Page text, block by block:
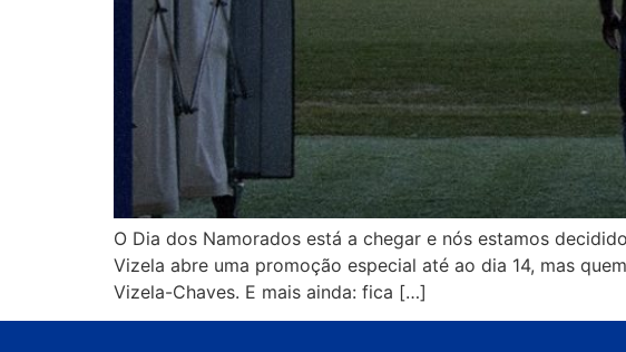
O Dia dos Namorados está a chegar e nós estamos
Vizela abre uma promoção especial até ao dia 14, mas
Vizela-Chaves. E mais ainda: fica […]